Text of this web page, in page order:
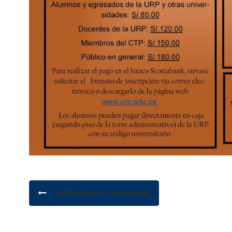
Publicación anterior